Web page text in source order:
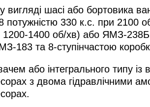
шасі або бортовика
330 к.с. при 2100
1400 об/хв) або ЯМЗ-
183 та 8-ступінчастою
або інтегрального типу
з двома гідравлічними